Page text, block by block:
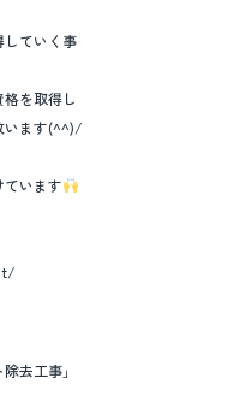
していく事
を取得し
います(^^)/
います
去工事」